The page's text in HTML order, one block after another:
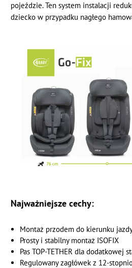
pojeździe. Ten system instalacji
dziecko w przypadku nagłego
Najważniejsze cechy:
Montaż przodem do kierunku
Prosty i stabilny montaż ISOFIX
Pas TOP-TETHER dla dodatkowej
Regulowany zagłówek z 12-